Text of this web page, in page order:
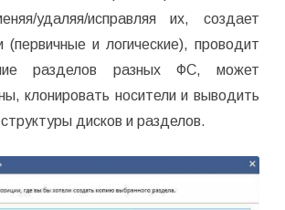
удаляя/исправляя их, создает
(первичные и логические), проводит
разделов разных ФС, может
клонировать носители и выводить
дисков и разделов.